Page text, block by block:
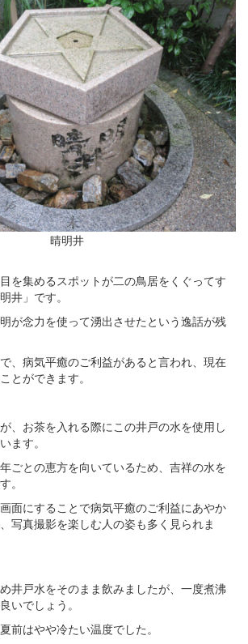
晴明井
を集めるスポットが二の鳥居をくぐってす
井」です。
が念力を使って湧出させたという逸話が残
、病気平癒のご利益があると言われ、現在
とができます。
、お茶を入れる際にこの井戸の水を使用し
ます。
ごとの恵方を向いているため、吉祥の水を
。
面にすることで病気平癒のご利益にあやか
写真撮影を楽しむ人の姿も多く見られま
井戸水をそのまま飲みましたが、一度煮沸
いでしょう。
前はやや冷たい温度でした。